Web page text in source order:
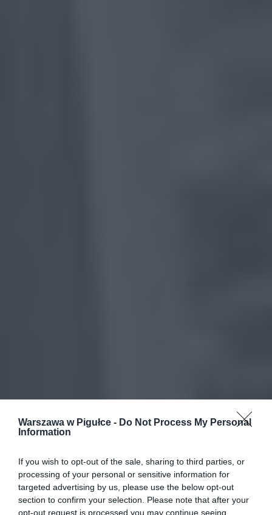
Warszawa w Pigułce - Do Not Process My Personal
Information
If you wish to opt-out of the sale, sharing to third parties, or
processing of your personal or sensitive information for
targeted advertising by us, please use the below opt-out
section to confirm your selection. Please note that after your
opt-out request is processed you may continue seeing